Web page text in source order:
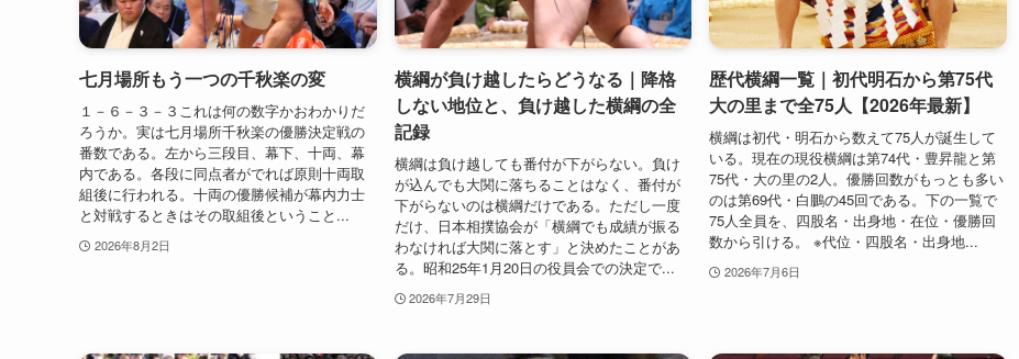
七月場所もう一つの千秋楽の変
１－６－３－３これは何の数字かおわかりだ
ろうか。実は七月場所千秋楽の優勝決定戦の
番数である。左から三段目、幕下、十両、幕
内である。各段に同点者がでれば原則十両取
組後に行われる。十両の優勝候補が幕内力士
と対戦するときはその取組後ということ...
2026年8月2日
横綱が負け越したらどうなる｜降格
しない地位と、負け越した横綱の全
記録
横綱は負け越しても番付が下がらない。負け
が込んでも大関に落ちることはなく、番付が
下がらないのは横綱だけである。ただし一度
だけ、日本相撲協会が「横綱でも成績が振る
わなければ大関に落とす」と決めたことがあ
る。昭和25年1月20日の役員会での決定で...
2026年7月29日
歴代横綱一覧｜初代明石から第75代
大の里まで全75人【2026年最新】
横綱は初代・明石から数えて75人が誕生して
いる。現在の現役横綱は第74代・豊昇龍と第
75代・大の里の2人。優勝回数がもっとも多い
のは第69代・白鵬の45回である。下の一覧で
75人全員を、四股名・出身地・在位・優勝回
数から引ける。 ※代位・四股名・出身地...
2026年7月6日